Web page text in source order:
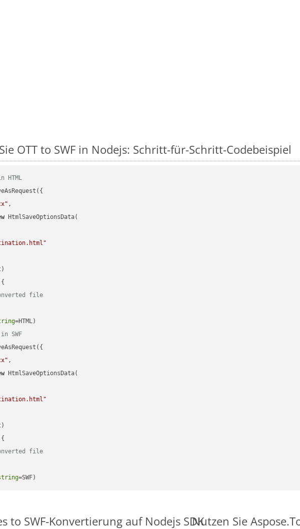
OTT to SWF in Nodejs: Schritt-für-Schritt-Codebeispiel
HTML
,
HtmlSaveOptionsData(
{
file
SWF
,
HtmlSaveOptionsData(
{
file
=SWF)
to SWF-Konvertierung auf Nodejs SDKNutzen Sie